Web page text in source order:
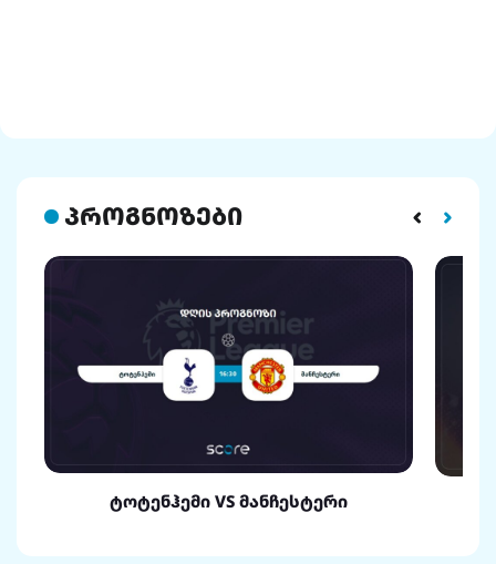
პროგნოზები
ტოტენჰემი VS მანჩესტერი